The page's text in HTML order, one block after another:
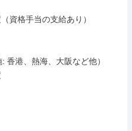
資格手当の支給あり）
香港、熱海、大阪など他）